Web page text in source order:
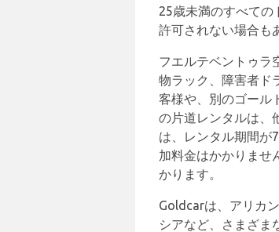
25歳未満のすべての
許可されない場合も
フエルテベントゥラ
物ラック、障害者ド
客様や、別のゴール
の片道レンタルは、
は、レンタル期間が
加料金はかかりませ
かります。
Goldcarは、アリカ
シアなど、さまざま